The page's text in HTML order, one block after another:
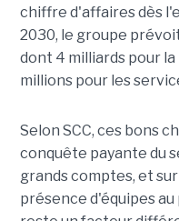
chiffre d'affaires dès
2030, le groupe
dont 4 milliards pour
millions pour les
Selon SCC, ces bons
conquête payante du
grands comptes, et
présence d'équipes